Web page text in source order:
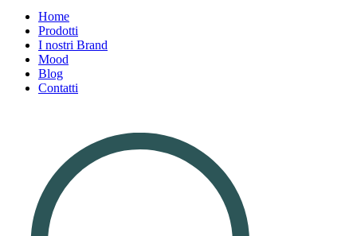
Home
Prodotti
I nostri Brand
Mood
Blog
Contatti